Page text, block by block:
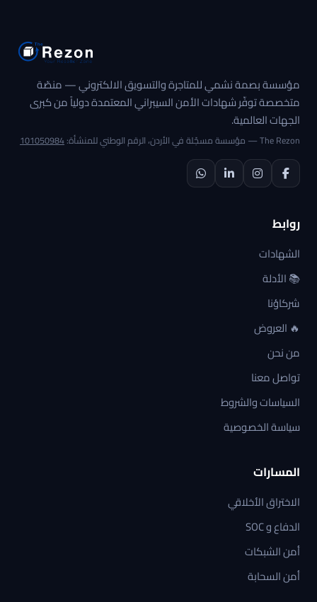
مؤسسة بصمة نشمي للمتاجرة والتسويق الالكتروني — منصّة
متخصصة توفّر شهادات الأمن السيبراني المعتمدة دولياً من كبرى
الجهات العالمية.
The Rezon — مؤسسة مسجّلة في الأردن، الرقم الوطني للمنشأة: 101050984
روابط
الشهادات
📚 الأدلة
شركاؤنا
🔥 العروض
من نحن
تواصل معنا
السياسات والشروط
سياسة الخصوصية
المسارات
الاختراق الأخلاقي
الدفاع و SOC
أمن الشبكات
أمن السحابة